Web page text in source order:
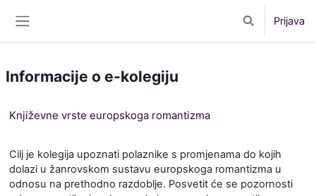
Toggle search
Prijava
Informacije o e-kolegiju
Književne vrste europskoga romantizma
Cilj je kolegija upoznati polaznike s promjenama do kojih
dolazi u žanrovskom sustavu europskoga romantizma u
odnosu na prethodno razdoblje. Posvetit će se pozornosti